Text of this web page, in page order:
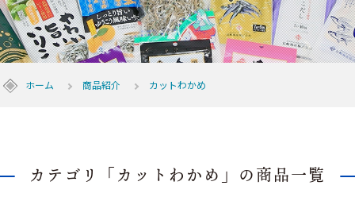
ホーム 商品紹介 カットわかめ
カテゴリ「カットわかめ」の商品一覧